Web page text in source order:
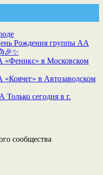
Рождения группы АА
«Феникс» в Московском
в Автозаводском
сегодня в г.
сообщества